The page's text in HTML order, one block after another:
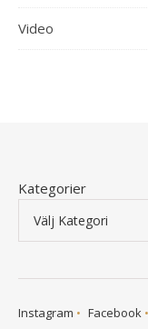
Video
Kategorier
Instagram Facebook